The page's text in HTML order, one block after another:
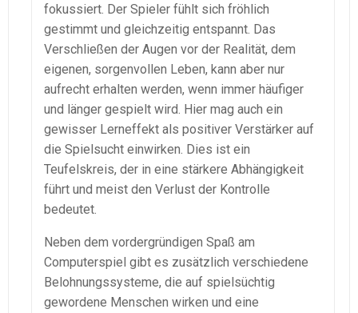
fokussiert. Der Spieler fühlt sich fröhlich
gestimmt und gleichzeitig entspannt. Das
Verschließen der Augen vor der Realität, dem
eigenen, sorgenvollen Leben, kann aber nur
aufrecht erhalten werden, wenn immer häufiger
und länger gespielt wird. Hier mag auch ein
gewisser Lerneffekt als positiver Verstärker auf
die Spielsucht einwirken. Dies ist ein
Teufelskreis, der in eine stärkere Abhängigkeit
führt und meist den Verlust der Kontrolle
bedeutet.
Neben dem vordergründigen Spaß am
Computerspiel gibt es zusätzlich verschiedene
Belohnungssysteme, die auf spielsüchtig
gewordene Menschen wirken und eine